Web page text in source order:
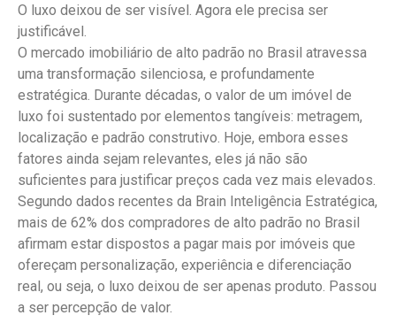
O luxo deixou de ser visível. Agora ele precisa ser
justificável.
O mercado imobiliário de alto padrão no Brasil atravessa
uma transformação silenciosa, e profundamente
estratégica. Durante décadas, o valor de um imóvel de
luxo foi sustentado por elementos tangíveis: metragem,
localização e padrão construtivo. Hoje, embora esses
fatores ainda sejam relevantes, eles já não são
suficientes para justificar preços cada vez mais elevados.
Segundo dados recentes da Brain Inteligência Estratégica,
mais de 62% dos compradores de alto padrão no Brasil
afirmam estar dispostos a pagar mais por imóveis que
ofereçam personalização, experiência e diferenciação
real, ou seja, o luxo deixou de ser apenas produto. Passou
a ser percepção de valor.